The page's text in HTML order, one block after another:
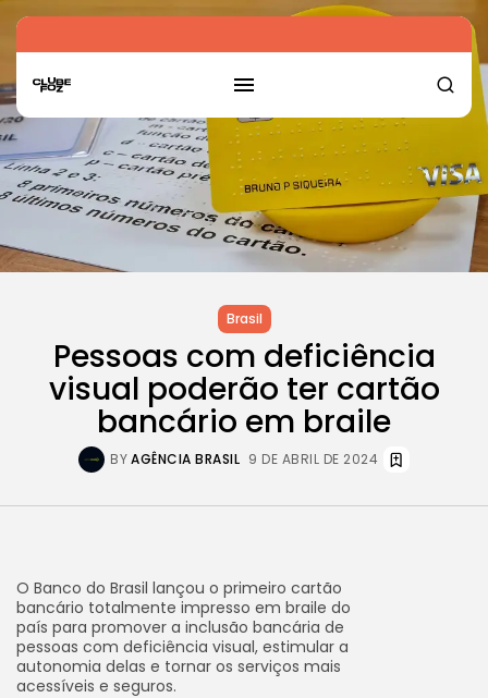
Brasil
Pessoas com deficiência
visual poderão ter cartão
bancário em braile
BYAGÊNCIA BRASIL 9 DE ABRIL DE 2024
O Banco do Brasil lançou o primeiro cartão
bancário totalmente impresso em braile do
país para promover a inclusão bancária de
pessoas com deficiência visual, estimular a
autonomia delas e tornar os serviços mais
acessíveis e seguros.